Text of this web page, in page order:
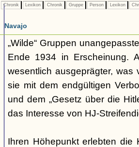
Chronik Lexikon Chronik Gruppe Person Lexikon
Navajo
„Wilde“ Gruppen
Ende 1934 in Erscheinung.
wesentlich ausgeprägter,
sie mit dem endgültigen
und dem „Gesetz über die
das Interesse von HJ-
Ihren Höhepunkt erlebten die